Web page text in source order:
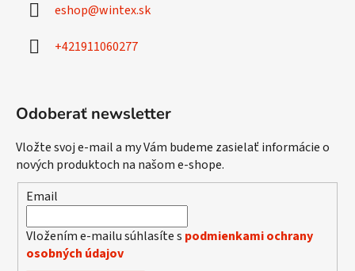
eshop@wintex.sk
+421911060277
Odoberať newsletter
Vložte svoj e-mail a my Vám budeme zasielať informácie o
nových produktoch na našom e-shope.
Email
Vložením e-mailu súhlasíte s podmienkami ochrany
osobných údajov